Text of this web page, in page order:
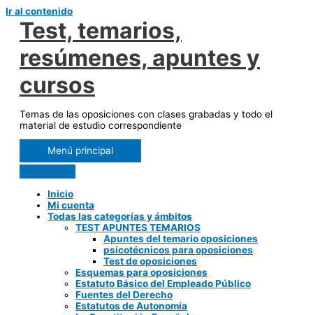
Ir al contenido
Test, temarios,
resúmenes, apuntes y
cursos
Temas de las oposiciones con clases grabadas y todo el
material de estudio correspondiente
Menú principal
Inicio
Mi cuenta
Todas las categorías y ámbitos
TEST APUNTES TEMARIOS
Apuntes del temario oposiciones
psicotécnicos para oposiciones
Test de oposiciones
Esquemas para oposiciones
Estatuto Básico del Empleado Público
Fuentes del Derecho
Estatutos de Autonomía